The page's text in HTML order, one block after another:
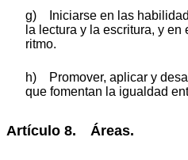
g) Iniciarse en las
la lectura y la escritura, y en
ritmo.
h) Promover, aplicar y
que fomentan la igualdad
Artículo 8. Áreas.